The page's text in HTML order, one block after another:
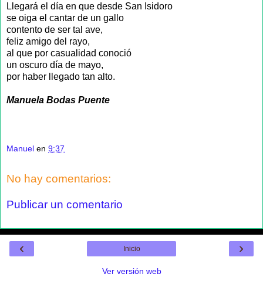
Llegará el día en que desde San Isidoro
se oiga el cantar de un gallo
contento de ser tal ave,
feliz amigo del rayo,
al que por casualidad conoció
un oscuro día de mayo,
por haber llegado tan alto.
Manuela Bodas Puente
Manuel en 9:37
No hay comentarios:
Publicar un comentario
‹ ›
Inicio
Ver versión web